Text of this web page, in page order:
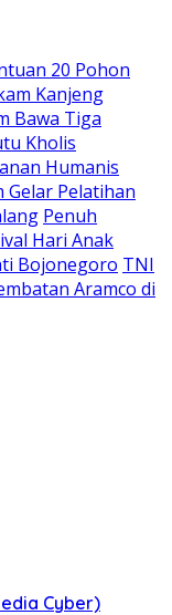
20 Pohon
Kanjeng
Bawa Tiga
Kholis
Humanis
Gelar Pelatihan
Penuh
Hari Anak
Bojonegoro TNI
Aramco di
Cyber)